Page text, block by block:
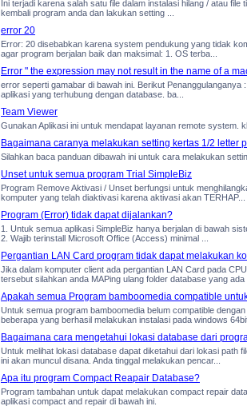
Ini terjadi karena salah satu file dalam instalasi hilang / atau
kembali program anda dan lakukan setting ...
error 20
Error: 20 disebabkan karena system pendukung yang tidak
agar program berjalan baik dan maksimal: 1. OS terba...
Error " the expression may not result in the name of a
error seperti gamabar di bawah ini. Berikut
aplikasi yang terhubung dengan database. ba...
Team Viewer
Gunakan Aplikasi ini untuk mendapat layanan remote system.
Bagaimana caranya melakukan setting kertas 1/2 letter
Silahkan baca panduan dibawah ini untuk cara melakukan
Unset untuk semua program Trial SimpleBiz
Program Remove Aktivasi / Unset berfungsi untuk
komputer yang telah diaktivasi karena aktivasi akan TERHAP...
Program (Error) tidak dapat dijalankan?
1. Untuk semua aplikasi SimpleBiz hanya berjalan di bawah
2. Wajib terinstall Microsoft Office (Access) minimal ...
Pergantian LAN Card program tidak dapat melakukan
Jika dalam komputer client ada pergantian LAN Card pada
tersebut silahkan anda MAPing ulang folder database yang ada
Apakah semua Program bamboomedia compatible
Untuk semua program bamboomedia belum compatible
beberapa yang berhasil melakukan instalasi pada windows
Bagaimana cara mengetahui lokasi database dari
Untuk melihat lokasi database dapat diketahui dari lokasi path
ini akan muncul disana. Anda tinggal melakukan pencar...
Apa itu program Compact Reapair Database?
Program tambahan untuk dapat melakukan compact repair
aplikasi compact and repair di bawah ini.